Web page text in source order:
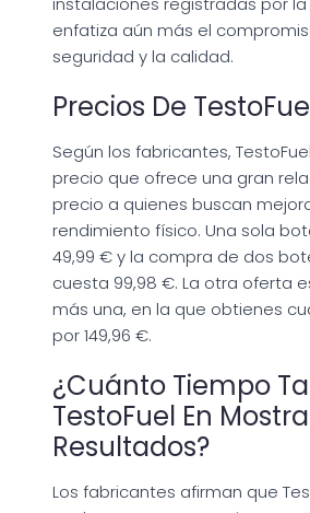
enfatiza aún más el
seguridad y la calidad.
Precios De
Según los fabricantes,
precio que ofrece una gran
precio a quienes buscan
rendimiento físico. Una sola
49,99 € y la compra de dos
cuesta 99,98 €. La otra oferta
más una, en la que obtienes
por 149,96 €.
¿Cuánto Tiempo
TestoFuel En
Resultados?
Los fabricantes afirman que